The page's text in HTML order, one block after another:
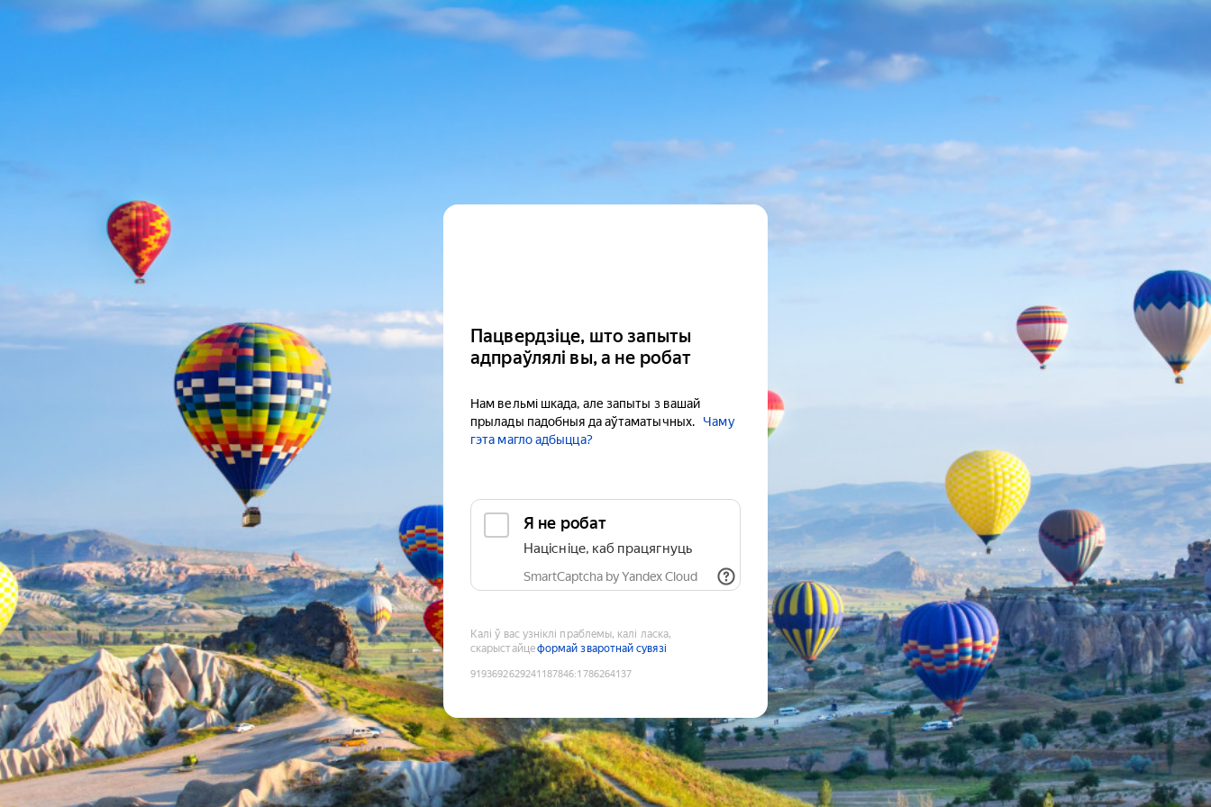
Пацвердзіце, што запыты
адпраўлялі вы, а не робат
Нам вельмі шкада, але запыты з вашай
прылады падобныя да аўтаматычных.
Чаму
гэта магло адбыцца?
Я не робат
Націсніце, каб працягнуць
SmartCaptcha by Yandex Cloud
Калі ў вас узніклі праблемы, калі ласка,
скарыстайцеформай зваротнай сувязі
9193692629241187846:1786264137